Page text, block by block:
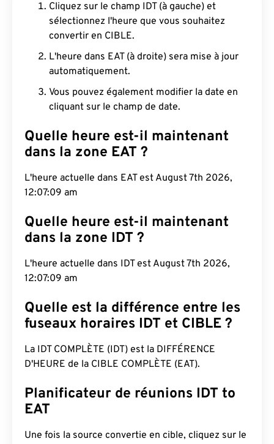
Cliquez sur le champ IDT (à gauche) et
sélectionnez l'heure que vous souhaitez
convertir en CIBLE.
L'heure dans EAT (à droite) sera mise à jour
automatiquement.
Vous pouvez également modifier la date en
cliquant sur le champ de date.
Quelle heure est-il maintenant
dans la zone EAT ?
L'heure actuelle dans EAT est August 7th 2026,
12:07:10 am
Quelle heure est-il maintenant
dans la zone IDT ?
L'heure actuelle dans IDT est August 7th 2026,
12:07:10 am
Quelle est la différence entre les
fuseaux horaires IDT et CIBLE ?
La IDT COMPLÈTE (IDT) est la DIFFÉRENCE
D'HEURE de la CIBLE COMPLÈTE (EAT).
Planificateur de réunions IDT to
EAT
Une fois la source convertie en cible, cliquez sur le